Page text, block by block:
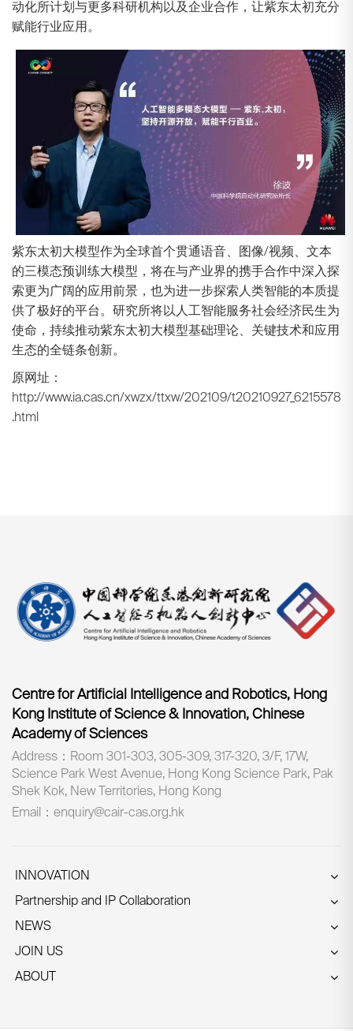
动化所计划与更多科研机构以及企业合作，让紫东太初充分
赋能行业应用。
紫东太初大模型作为全球首个贯通语音、图像/视频、文本
的三模态预训练大模型，将在与产业界的携手合作中深入探
索更为广阔的应用前景，也为进一步探索人类智能的本质提
供了极好的平台。研究所将以人工智能服务社会经济民生为
使命，持续推动紫东太初大模型基础理论、关键技术和应用
生态的全链条创新。
原网址：
http://www.ia.cas.cn/xwzx/ttxw/202109/t20210927_6215578
.html
Centre for Artificial Intelligence and Robotics, Hong
Kong Institute of Science & Innovation, Chinese
Academy of Sciences
Address：Room 301-303, 305-309, 317-320, 3/F, 17W,
Science Park West Avenue, Hong Kong Science Park, Pak
Shek Kok, New Territories, Hong Kong
Email：enquiry@cair-cas.org.hk
INNOVATION
Partnership and IP Collaboration
NEWS
JOIN US
ABOUT